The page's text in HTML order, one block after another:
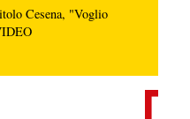
Cesena, "Voglio